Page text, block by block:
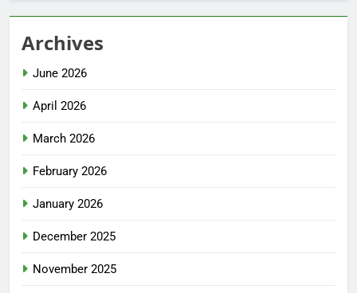
Archives
June 2026
April 2026
March 2026
February 2026
January 2026
December 2025
November 2025